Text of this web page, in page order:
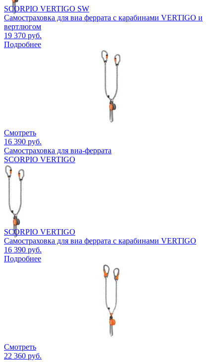
SCORPIO VERTIGO SW
Самостраховка для виа феррата с карабинами VERTIGO и
вертлюгом
19 370 руб.
Подробнее
Смотреть
16 390 руб.
Самостраховка для виа-феррата
SCORPIO VERTIGO
SCORPIO VERTIGO
Самостраховка для виа феррата с карабинами VERTIGO
16 390 руб.
Подробнее
Смотреть
22 360 руб.